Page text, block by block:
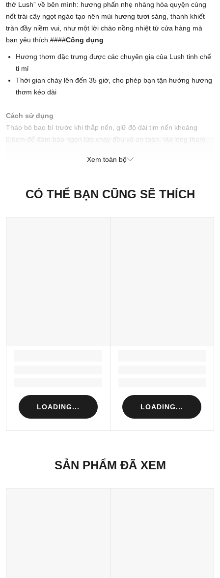
thở Lush” về bên mình: hương phấn nhẹ nhàng hòa quyện cùng
nốt trái cây ngọt ngào tạo nên mùi hương tươi sáng, thanh khiết
tràn đầy niềm vui, như một lời chào nồng nhiệt từ cửa hàng mà
bạn yêu thích.####Công dụng
Hương thơm đặc trưng được các chuyên gia của Lush tinh chế
tỉ mỉ
Thời gian cháy lên đến 35 giờ, cho phép bạn tận hưởng hương
thơm kéo dài
Cách sử dụng
Tháo bỏ bao bì trước khi thắp nến, giữ độ dài tim nến khoảng
0.6cm để đảm bảo ngọn lửa cháy đều và an toàn. Vui lòng tham
Khuyến nghị sử dụng trong vòng 14 tháng kể từ ngày mua
Tránh xa tầm tay trẻ em.
Xem toàn bộ
CÓ THỂ BẠN CŨNG SẼ THÍCH
LOADING... LOADING...
SẢN PHẨM ĐÃ XEM